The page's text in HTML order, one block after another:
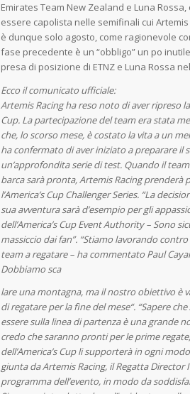
Emirates Team New Zealand e Luna
essere capolista nelle semifinali cui
è dunque solo agosto, come ragionevole
fase precedente è un “obbligo” un po
presa di posizione di ETNZ e Luna Rossa
Ecco il comunicato ufficiale:
Artemis Racing ha reso noto di aver ripreso
Cup. La partecipazione del team era stata
che, lo scorso mese, è costato la vita a un
ha confermato di aver iniziato a preparare il
un’approfondita serie di test. Quando il
barca sarà pronta, Artemis Racing prenderà
l’America’s Cup Challenger Series. “La
sua avventura sarà d’esempio per gli
dell’America’s Cup Event Authority – Sono
massiccio dai fan”. “Stiamo lavorando
team a regatare – ha commentato Paul
Dobbiamo sca
lare una montagna, ma il nostro obiettivo è
di regatare per la fine del mese“. “Sapere
essere sulla linea di partenza è una grande
credo che saranno pronti per le prime
dell’America’s Cup li supporterà in ogni
giunta da Artemis Racing, il Regatta
programma dell’evento, in modo da